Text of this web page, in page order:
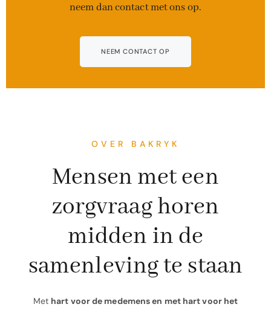
neem dan contact met ons op.
NEEM CONTACT OP
OVER BAKRYK
Mensen met een
zorgvraag horen
midden in de
samenleving te staan
Met hart voor de medemens en met hart voor het